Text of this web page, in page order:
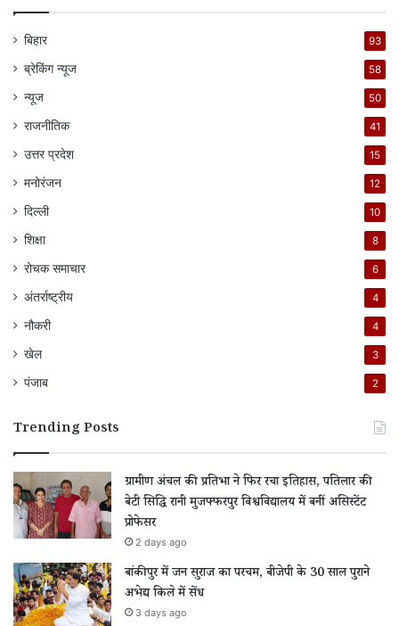
बिहार 93
ब्रेकिंग न्यूज 58
न्यूज 50
राजनीतिक 41
उत्तर प्रदेश 15
मनोरंजन 12
दिल्ली 10
शिक्षा 8
रोचक समाचार 6
अंतर्राष्ट्रीय 4
नौकरी 4
खेल 3
पंजाब 2
Trending Posts
ग्रामीण अंचल की प्रतिभा ने फिर रचा इतिहास, पतिलार की
बेटी सिद्धि रानी मुजफ्फरपुर विश्वविद्यालय में बनीं असिस्टेंट
प्रोफेसर
2 days ago
बांकीपुर में जन सुराज का परचम, बीजेपी के 30 साल पुराने
अभेद्य किले में सेंध
3 days ago